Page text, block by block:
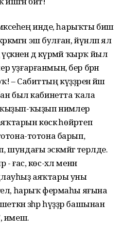
инде, һарыҡты биш
эш булған, йүнләп ял
дә күрмәй ҡырҡ йыл
уҙғарғанмын, бер бәрән
Сабиттың күҙҙәренә йәш
был кабинетта ҡала
ҡыҙып нимәлер
көскә һөйрәтеп
тотона барып,
эскәмйәгә терәлде.
ғас, көс-хәл менән
аяҡтары уны
һарыҡ фермаһы яғына
зәһәр һүҙҙәр башынан
имеш.